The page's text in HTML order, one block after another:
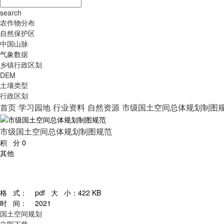
search
农作物分布
自然保护区
中国山脉
气象数据
乡镇行政区划
DEM
土壤类型
行政区划
首页 学习园地 行业资料 自然资源 市级国土空间总体规划制图
市级国土空间总体规划制图规范
积 分 0
其他
格 式： pdf 大 小： 422 KB
时 间：
2021
国土空间规划